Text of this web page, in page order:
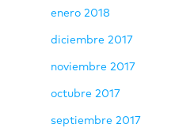
enero 2018
diciembre 2017
noviembre 2017
octubre 2017
septiembre 2017